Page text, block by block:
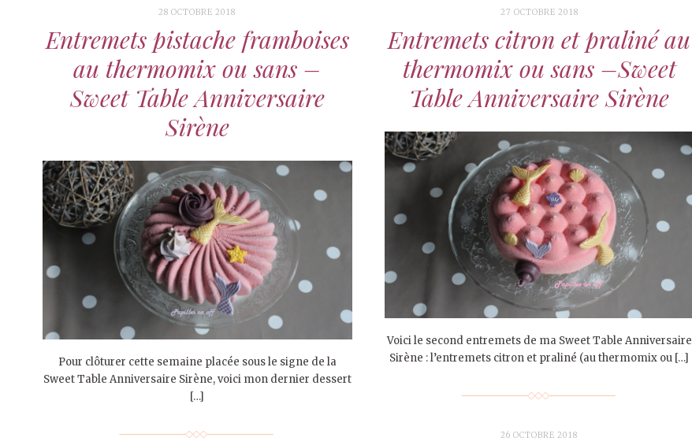
28 OCTOBRE 2018
Entremets pistache framboises
au thermomix ou sans –
Sweet Table Anniversaire
Sirène
Pour clôturer cette semaine placée sous le signe de la
Sweet Table Anniversaire Sirène, voici mon dernier dessert
[…]
27 OCTOBRE 2018
Entremets citron et praliné au
thermomix ou sans –Sweet
Table Anniversaire Sirène
Voici le second entremets de ma Sweet Table Anniversaire
Sirène : l’entremets citron et praliné (au thermomix ou […]
26 OCTOBRE 2018